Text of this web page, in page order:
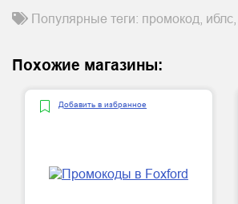
Популярные теги: промокод,
Похожие магазины:
Добавить в избранное